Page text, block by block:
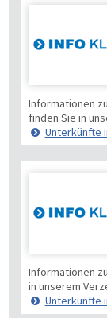
Informationen
finden Sie in
Unterkünfte
Informationen
in unserem
Unterkünfte